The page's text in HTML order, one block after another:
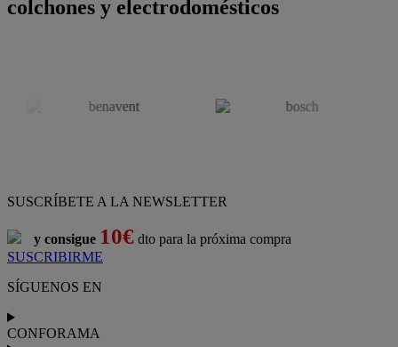
colchones y electrodomésticos
SUSCRÍBETE A LA NEWSLETTER
y consigue 10€ dto para la próxima compra
SUSCRIBIRME
SÍGUENOS EN
CONFORAMA